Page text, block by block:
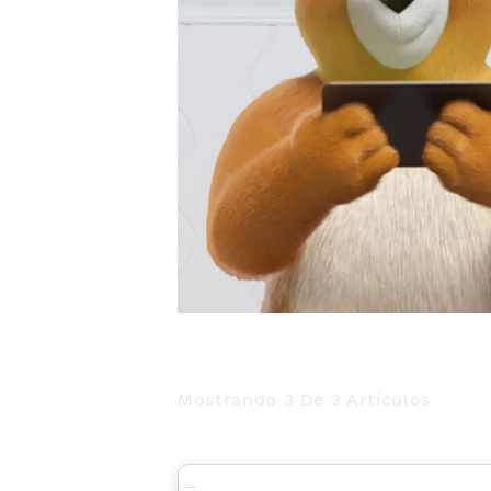
Mostrando 3 De 3 Artículos